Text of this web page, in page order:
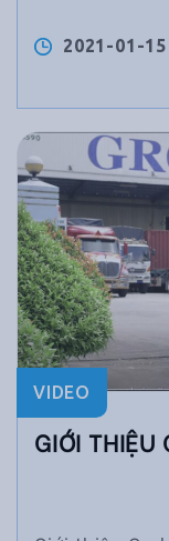
2021-01-15
VIDEO
GIỚI THIỆU